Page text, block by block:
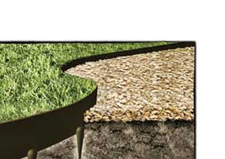
mlýnu Světlík v
v Mikulášovicích
v Mikulášovicích
čp. 859 v
Mikovu v